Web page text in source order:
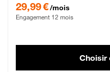
29,99 €/mois
Engagement 12 mois
Choisir